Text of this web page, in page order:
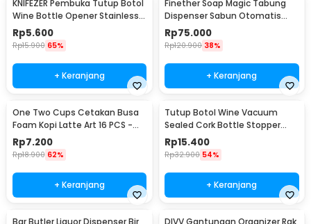
KNIFEZER Pembuka Tutup Botol
Wine Bottle Opener Stainless
Steel - WS01
Rp5.600
Rp15.900 65%
+ Keranjang
Finether Soap Magic Tabung
Dispenser Sabun Otomatis
400ml - AD-03
Rp75.000
Rp120.900 38%
+ Keranjang
One Two Cups Cetakan Busa
Foam Kopi Latte Art 16 PCS -
JJYE01
Rp7.200
Rp18.900 62%
+ Keranjang
Tutup Botol Wine Vacuum
Sealed Cork Bottle Stopper
Stainless Steel - G94529
Rp15.400
Rp32.900 54%
+ Keranjang
Bar Butler Liquor Dispenser Bir
DIVV Gantungan Organizer Rak